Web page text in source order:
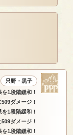
只野・黒子
1段階緩和！
ダメージ！
1段階緩和！
ダメージ！
1段階緩和！